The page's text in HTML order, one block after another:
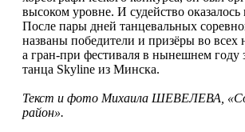
высоком уровне. И судейство оказалось
После пары дней танцевальных
названы победители и призёры во
а гран-при фестиваля в нынешнем году
танца Skyline из Минска.
Текст и фото Михаила ШЕВЕЛЕВА,
район».